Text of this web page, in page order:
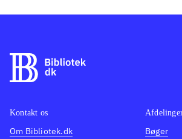
Kontakt os
Om Bibliotek.dk
Bøger